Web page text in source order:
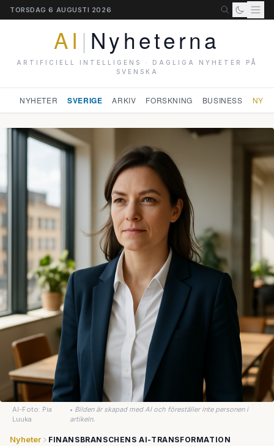
TORSDAG 6 AUGUSTI 2026
AI | Nyheterna
ARTIFICIELL INTELLIGENS · DAGLIGA NYHETER PÅ
SVENSKA
NYHETER SVERIGE ARKIV FORSKNING BUSINESS
AI-Foto: Pia
Luuka
• Bilden är skapad med AI och föreställer inte personen i
artikeln.
Nyheter FINANSBRANSCHENS AI-TRANSFORMATION